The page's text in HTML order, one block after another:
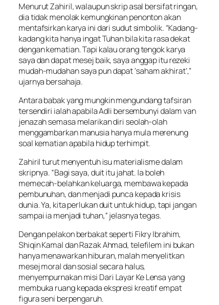
Menurut Zahiril, walaupun skrip asal bersifat ringan,
dia tidak menolak kemungkinan penonton akan
mentafsirkan karya ini dari sudut simbolik. “Kadang-
kadang kita hanya ingat Tuhan bila kita rasa dekat
dengan kematian. Tapi kalau orang tengok karya
saya dan dapat mesej baik, saya anggap itu rezeki
mudah-mudahan saya pun dapat ‘saham akhirat’,”
ujarnya bersahaja.
Antara babak yang mungkin mengundang tafsiran
tersendiri ialah apabila Adli bersembunyi dalam van
jenazah semasa melarikan diri seolah-olah
menggambarkan manusia hanya mula merenung
soal kematian apabila hidup terhimpit.
Zahiril turut menyentuh isu materialisme dalam
skripnya. “Bagi saya, duit itu jahat. Ia boleh
memecah-belahkan keluarga, membawa kepada
pembunuhan, dan menjadi punca kepada krisis
dunia. Ya, kita perlukan duit untuk hidup, tapi jangan
sampai ia menjadi tuhan,” jelasnya tegas.
Dengan pelakon berbakat seperti Fikry Ibrahim,
Shiqin Kamal dan Razak Ahmad, telefilem ini bukan
hanya menawarkan hiburan, malah menyelitkan
mesej moral dan sosial secara halus,
menyempurnakan misi Dari Layar Ke Lensayang
membuka ruang kepada ekspresi kreatif empat
figura seni berpengaruh.